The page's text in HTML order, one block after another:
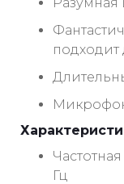
подходит
Гц